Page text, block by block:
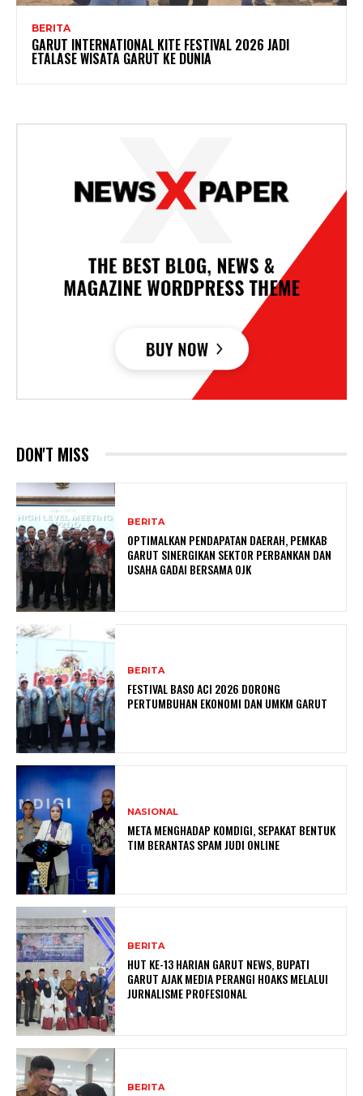
BERITA
GARUT INTERNATIONAL KITE FESTIVAL 2026 JADI
ETALASE WISATA GARUT KE DUNIA
DON'T MISS
BERITA
OPTIMALKAN PENDAPATAN DAERAH, PEMKAB
GARUT SINERGIKAN SEKTOR PERBANKAN DAN
USAHA GADAI BERSAMA OJK
BERITA
FESTIVAL BASO ACI 2026 DORONG
PERTUMBUHAN EKONOMI DAN UMKM GARUT
NASIONAL
META MENGHADAP KOMDIGI, SEPAKAT BENTUK
TIM BERANTAS SPAM JUDI ONLINE
BERITA
HUT KE-13 HARIAN GARUT NEWS, BUPATI
GARUT AJAK MEDIA PERANGI HOAKS MELALUI
JURNALISME PROFESIONAL
BERITA